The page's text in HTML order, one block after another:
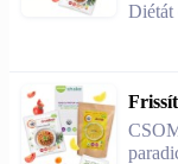
Diétát